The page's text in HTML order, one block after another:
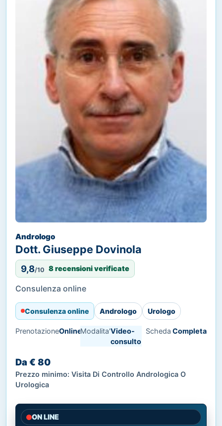
Andrologo
Dott. Giuseppe Dovinola
9,8/10 8 recensioni verificate
Consulenza online
Consulenza online Andrologo Urologo
PrenotazioneOnlineModalita'Video-
consulto
Scheda Completa
Da € 80
Prezzo minimo: Visita Di Controllo Andrologica O
Urologica
ON LINE